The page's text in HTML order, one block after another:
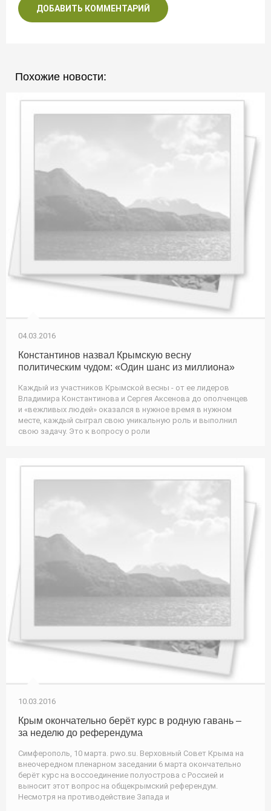
ДОБАВИТЬ КОММЕНТАРИЙ
Похожие новости:
04.03.2016
Константинов назвал Крымскую весну
политическим чудом: «Один шанс из миллиона»
Каждый из участников Крымской весны - от ее лидеров
Владимира Константинова и Сергея Аксенова до ополченцев
и «вежливых людей» оказался в нужное время в нужном
месте, каждый сыграл свою уникальную роль и выполнил
свою задачу. Это к вопросу о роли
10.03.2016
Крым окончательно берёт курс в родную гавань –
за неделю до референдума
Симферополь, 10 марта. pwo.su. Верховный Совет Крыма на
внеочередном пленарном заседании 6 марта окончательно
берёт курс на воссоединение полуострова с Россией и
выносит этот вопрос на общекрымский референдум.
Несмотря на противодействие Запада и